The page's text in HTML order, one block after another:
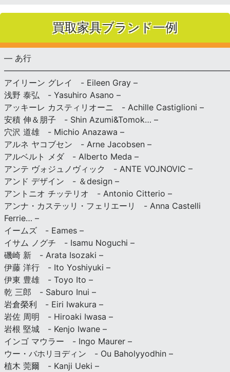
買取家具ブランド一例
— あ行
アイリーン グレイ - Eileen Gray –
浅野 泰弘 - Yasuhiro Asano –
アッキーレ カスティリオーニ - Achille Castiglioni –
安積 伸＆朋子 - Shin Azumi&Tomok… –
穴沢 道雄 - Michio Anazawa –
アルネ ヤコブセン - Arne Jacobsen –
アルベルト メダ - Alberto Meda –
アンテ ヴォジュノヴィック - ANTE VOJNOVIC –
アンド デザイン - ＆design –
アントニオ チッテリオ - Antonio Citterio –
アンナ・カステッリ・フェリエーリ - Anna Castelli
Ferrie… –
イームズ - Eames –
イサム ノグチ - Isamu Noguchi –
磯崎 新 - Arata Isozaki –
伊藤 洋行 - Ito Yoshiyuki –
伊東 豊雄 - Toyo Ito –
乾 三郎 - Saburo Inui –
岩倉榮利 - Eiri Iwakura –
岩佐 周明 - Hiroaki Iwasa –
岩根 堅城 - Kenjo Iwane –
インゴ マウラー - Ingo Maurer –
ウー・バホリヨディン - Ou Baholyyodhin –
植木 莞爾 - Kanji Ueki –